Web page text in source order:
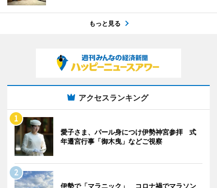
もっと見る
アクセスランキング
愛子さま、パール身につけ伊勢神宮参拝 式
年遷宮行事「御木曳」などご視察
伊勢で「マラニック」 コロナ禍でマラソン